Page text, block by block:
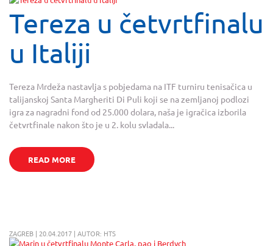
Tereza u četvrtfinalu
u Italiji
Tereza Mrdeža nastavlja s pobjedama na ITF turniru tenisačica u
talijanskoj Santa Margheriti Di Puli koji se na zemljanoj podlozi
igra za nagradni fond od 25.000 dolara, naša je igračica izborila
četvrtfinale nakon što je u 2. kolu svladala...
READ MORE
ZAGREB | 20.04.2017 | AUTOR: HTS